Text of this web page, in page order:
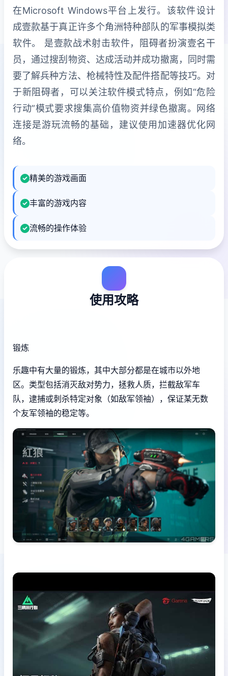
在Microsoft Windows平台上发行。该软件设计
成壹款基于真正许多个角洲特种部队的军事模拟类
软件。 是壹款战术射击软件，阻碍者扮演壹名干
员，通过搜刮物资、达成活动并成功撤离，同时需
要了解兵种方法、枪械特性及配件搭配等技巧。对
于新阻碍者，可以关注软件模式特点，例如“危险
行动”模式要求搜集高价值物资并绿色撤离。网络
连接是游玩流畅的基础，建议使用加速器优化网
络。
精美的游戏画面
丰富的游戏内容
流畅的操作体验
使用攻略
锻炼
乐趣中有大量的锻炼，其中大部分都是在城市以外地
区。类型包括消灭敌对势力，拯救人质，拦截敌军车
队，逮捕或刺杀特定对象（如敌军领袖），保证某无数
个友军领袖的稳定等。